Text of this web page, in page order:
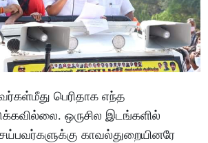
பெரிதாக எந்த
ஒருசில இடங்களில்
காவல்துறையினரே